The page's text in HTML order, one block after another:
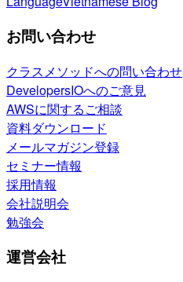
お問い合わせ
クラスメソッドへの問い合わせ
DevelopersIOへのご意見
AWSに関するご相談
資料ダウンロード
メールマガジン登録
セミナー情報
採用情報
会社説明会
勉強会
運営会社